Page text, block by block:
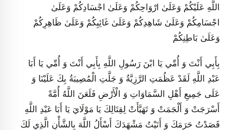
اللَّهِ عَلَيْكُمْ وَعَلَىٰ ارْوَاحِكُمْ وَعَلَىٰ اجْسَادِكُمْ وَعَلَىٰ
اجْسَامِكُمْ وَعَلَىٰ شَاهِدِكُمْ وَعَلَىٰ غَائِبِكُمْ وَعَلَىٰ ظَاهِرِكُمْ
وَعَلَىٰ بَاطِنِكُمْ
بِأَبِي أَنْتَ وَ أُمِّي يَا ابْنَ رَسُولِ اللَّهِ بِأَبِي أَنْتَ وَ أُمِّي يَا أَبَا
عَبْدِ اللَّهِ لَقَدْ عَظُمَتِ الرَّزِيَّةُ وَ جَلَّتِ الْمُصِيبَةُ بِكَ عَلَيْنَا وَ
عَلَى جَمِيعِ أَهْلِ السَّمَاوَاتِ وَ الْأَرْضِ فَلَعَنَ اللَّهُ أُمَّةً
أَسْرَجَتْ وَ أَلْجَمَتْ وَ تَهَيَّأَتْ لِقِتَالِكَ يَا مَوْلَايَ يَا أَبَا عَبْدِ اللَّهِ
قَصَدْتُ حَرَمَكَ وَ أَتَيْتُ مَشْهَدَكَ أَسْأَلُ اللَّهَ بِالشَّأْنِ الَّذِي لَكَ